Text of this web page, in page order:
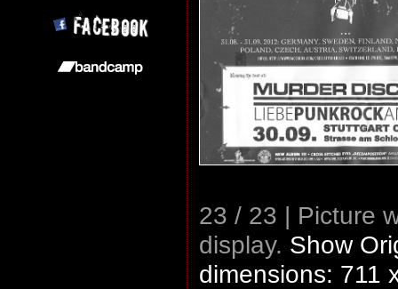
23 / 23 | Picture
display. Show
dimensions: 711